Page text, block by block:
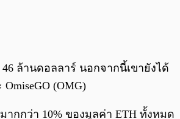
ล้านดอลลาร์ นอกจากนี้เขายังได้
(OMG)
ากกว่า 10% ของมูลค่า ETH ทั้งหมด